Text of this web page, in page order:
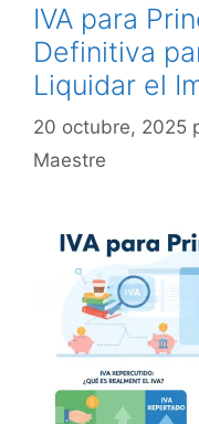
IVA para
Definitiva
Liquidar el
20 octubre, 2025
Maestre